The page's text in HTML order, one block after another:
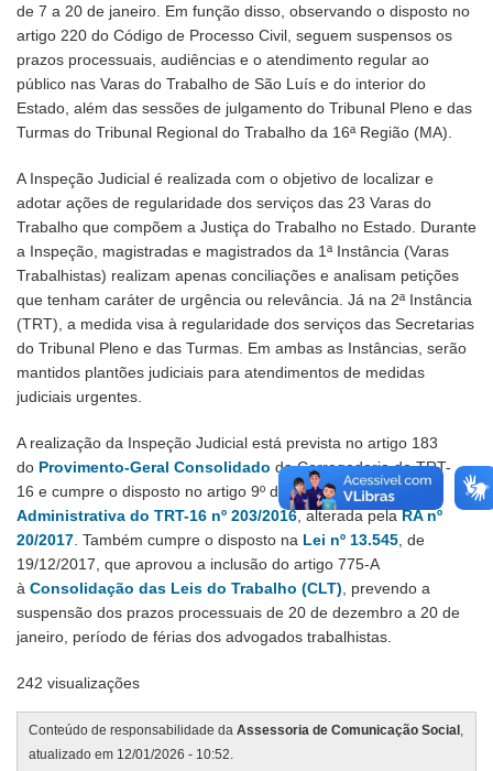
de 7 a 20 de janeiro. Em função disso, observando o disposto no
artigo 220 do Código de Processo Civil, seguem suspensos os
prazos processuais, audiências e o atendimento regular ao
público nas Varas do Trabalho de São Luís e do interior do
Estado, além das sessões de julgamento do Tribunal Pleno e das
Turmas do Tribunal Regional do Trabalho da 16ª Região (MA).
A Inspeção Judicial é realizada com o objetivo de localizar e
adotar ações de regularidade dos serviços das 23 Varas do
Trabalho que compõem a Justiça do Trabalho no Estado. Durante
a Inspeção, magistradas e magistrados da 1ª Instância (Varas
Trabalhistas) realizam apenas conciliações e analisam petições
que tenham caráter de urgência ou relevância. Já na 2ª Instância
(TRT), a medida visa à regularidade dos serviços das Secretarias
do Tribunal Pleno e das Turmas. Em ambas as Instâncias, serão
mantidos plantões judiciais para atendimentos de medidas
judiciais urgentes.
A realização da Inspeção Judicial está prevista no artigo 183
do Provimento-Geral Consolidado da Corregedoria do TRT-
16 e cumpre o disposto no artigo 9º daResolução
Administrativa do TRT-16 nº 203/2016, alterada pelaRA nº
20/2017 . Também cumpre o disposto na Lei nº 13.545 , de
19/12/2017, que aprovou a inclusão do artigo 775-A
à Consolidação das Leis do Trabalho (CLT) , prevendo a
suspensão dos prazos processuais de 20 de dezembro a 20 de
janeiro, período de férias dos advogados trabalhistas.
242 visualizações
Conteúdo de responsabilidade da Assessoria de Comunicação Social ,
atualizado em 12/01/2026 - 10:52.